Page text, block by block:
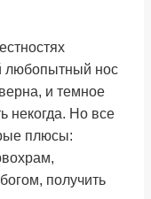
любопытный нос
и темное
некогда. Но все
плюсы:
получить